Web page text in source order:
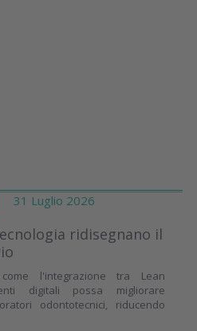
31 Luglio 2026
ridisegnano il
l'integrazione tra Lean
digitali possa migliorare
odontotecnici, riducendo